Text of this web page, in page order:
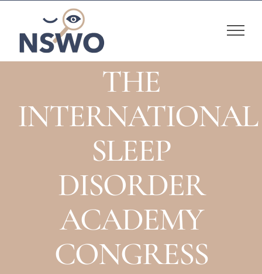
content
THE
INTERNATIONAL
SLEEP
DISORDER
ACADEMY
CONGRESS